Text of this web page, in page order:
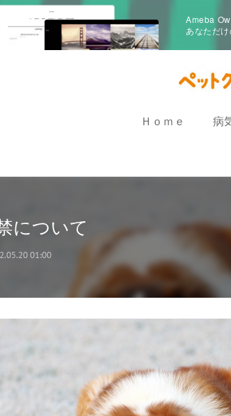
Ameba
あなただ
Ｈｏｍｅ 病
について
01:00